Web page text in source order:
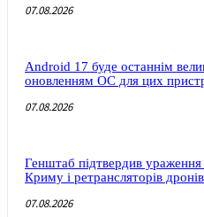
07.08.2026
Android 17 буде останнім
оновленням ОС для цих
07.08.2026
Генштаб підтвердив
Криму і ретрансляторів
07.08.2026